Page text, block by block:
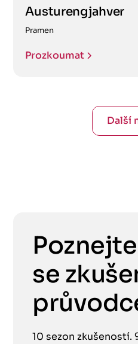
Austurengjahver
Pramen
Prozkoumat
Další
se
10 sezon zkušeností.